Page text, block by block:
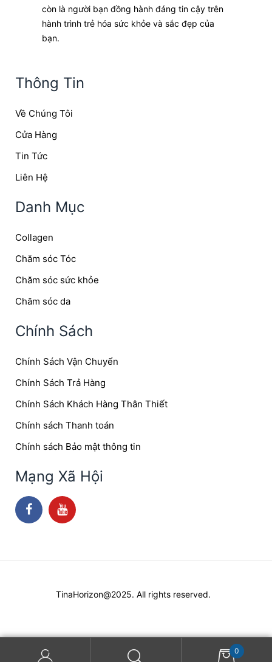
còn là người bạn đồng hành đáng tin cậy trên
hành trình trẻ hóa sức khỏe và sắc đẹp của
bạn.
Thông Tin
Về Chúng Tôi
Cửa Hàng
Tin Tức
Liên Hệ
Danh Mục
Collagen
Chăm sóc Tóc
Chăm sóc sức khỏe
Chăm sóc da
Chính Sách
Chính Sách Vận Chuyển
Chính Sách Trả Hàng
Chính Sách Khách Hàng Thân Thiết
Chính sách Thanh toán
Chính sách Bảo mật thông tin
Mạng Xã Hội
TinaHorizon@2025. All rights reserved.
0